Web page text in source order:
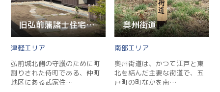
旧弘前藩諸士住宅（旧笹森家住宅）
津軽
弘前城北側の守護のために町
割りされた侍町である、仲町
地区にある武家住…
奥州街道
南部
奥州街道は、かつて江戸と東
北を結んだ主要な街道で、五
戸町の町なかを南…